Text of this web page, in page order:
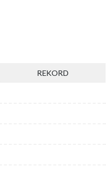
REKORD